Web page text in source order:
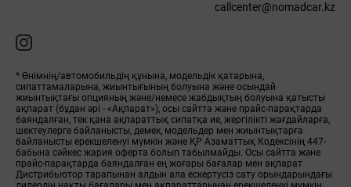
callcenter@nomadcar.kz
* Өнімнің/автомобильдің құнына, модельдік қатарына,
сипаттамаларына, жиынтығының болуына және осындай
жиынтықтағы опцияның және/немесе жабдықтың болуына қатысты
ақпарат (бұдан әрі - «Ақпарат»), осы сайтта және прайс-парақтарда
баяндалған, тек қана ақпараттық сипатқа ие, жергілікті жағдайларға,
шектеулерге байланысты, демек, модельдер мен жиынтықтарға
байланысты ерекшеленуі мүмкін және ҚР Азаматтық Кодексінің 447-
бабына сәйкес жария оферта болып табылмайды. Осы сайтта және
прайс-парақтарда баяндалған ең жоғары бағалар мен ақпарат
Дистрибьютор тарапынан алдын ала ескертусіз сату орындарындағы